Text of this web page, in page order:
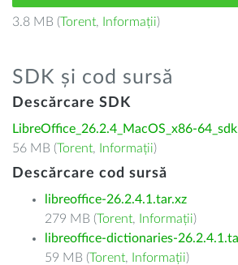
3.8 MB (Torent, Informații)
SDK și cod sursă
Descărcare SDK
LibreOffice_26.2.4_MacOS_x86-
56 MB (Torent, Informații)
Descărcare cod sursă
libreoffice-26.2.4.1.tar.xz
279 MB (Torent, Informații)
libreoffice-dictionaries-
59 MB (Torent, Informații)